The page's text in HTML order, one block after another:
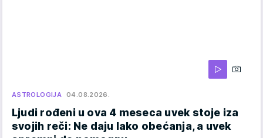
ASTROLOGIJA 04.08.2026.
Ljudi rođeni u ova 4 meseca uvek stoje iza
svojih reči: Ne daju lako obećanja, a uvek